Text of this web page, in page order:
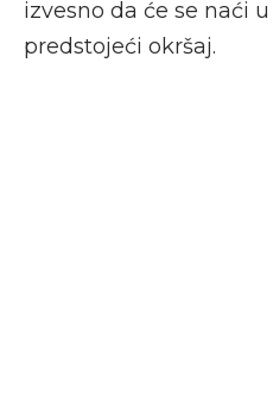
izvesno da će se naći
predstojeći okršaj.